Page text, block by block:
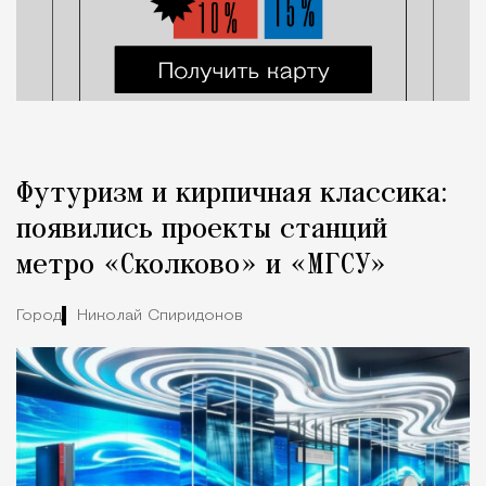
Футуризм и кирпичная классика:
появились проекты станций
метро «Сколково» и «МГСУ»
Город Николай Спиридонов